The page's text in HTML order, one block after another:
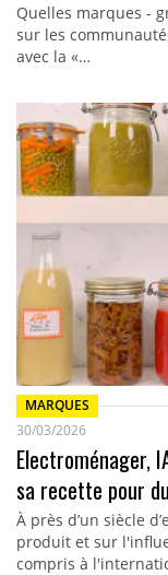
Quelles marques -
sur les
avec la «…
MARQUES
30/03/2026
Electroménager,
sa recette pour
À près d’un siècle
produit et sur
compris à